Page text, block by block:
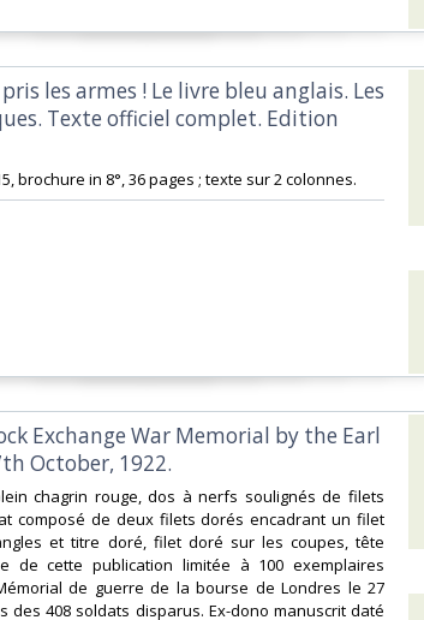
les armes ! Le livre bleu anglais. Les
Texte officiel complet. Edition
brochure in 8°, 36 pages ; texte sur 2 colonnes.
Exchange War Memorial by the Earl
October, 1922.
chagrin rouge, dos à nerfs soulignés de filets
composé de deux filets dorés encadrant un filet
et titre doré, filet doré sur les coupes, tête
de cette publication limitée à 100 exemplaires
de guerre de la bourse de Londres le 27
des 408 soldats disparus. Ex-dono manuscrit daté